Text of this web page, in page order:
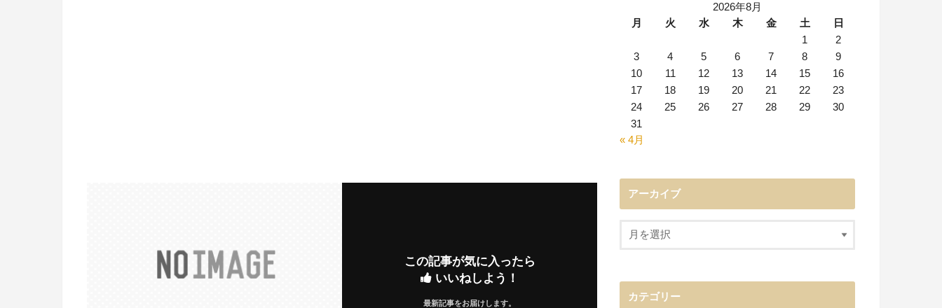
この記事が気に入ったら
いいねしよう！
最新記事をお届けします。
2026年8月
月
火 水 木 金 土
日
1
2
3
4 5 6 7 8
9
10
11 12 13 14 15
16
17
18 19 20 21 22
23
24
25 26 27 28 29
30
31
« 4月
アーカイブ
カテゴリー